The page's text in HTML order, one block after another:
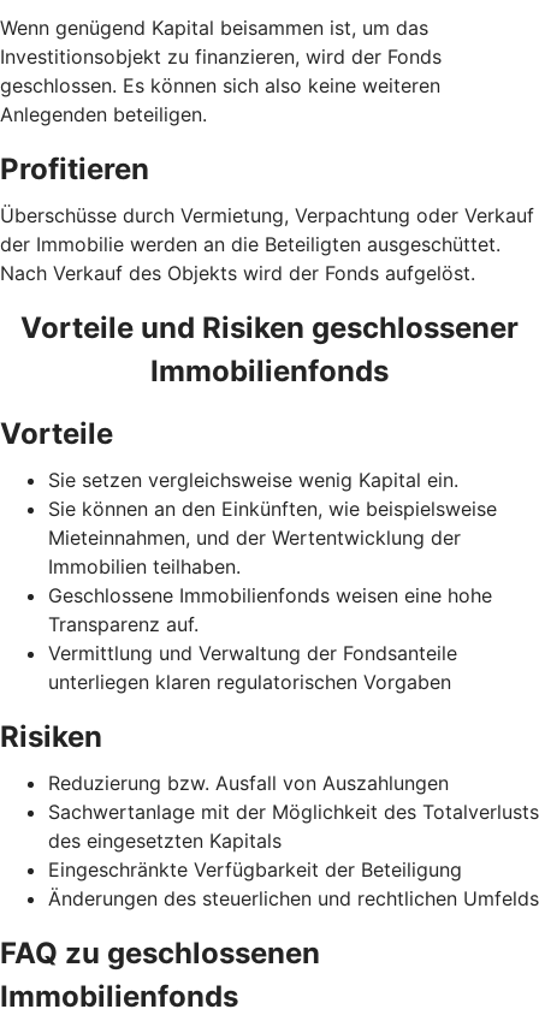
Wenn genügend Kapital beisammen ist, um das
Investitionsobjekt zu finanzieren, wird der Fonds
geschlossen. Es können sich also keine weiteren
Anlegenden beteiligen.
Profitieren
Überschüsse durch Vermietung, Verpachtung oder Verkauf
der Immobilie werden an die Beteiligten ausgeschüttet.
Nach Verkauf des Objekts wird der Fonds aufgelöst.
Vorteile und Risiken geschlossener
Immobilienfonds
Vorteile
Sie setzen vergleichsweise wenig Kapital ein.
Sie können an den Einkünften, wie beispielsweise
Mieteinnahmen, und der Wertentwicklung der
Immobilien teilhaben.
Geschlossene Immobilienfonds weisen eine hohe
Transparenz auf.
Vermittlung und Verwaltung der Fondsanteile
unterliegen klaren regulatorischen Vorgaben
Risiken
Reduzierung bzw. Ausfall von Auszahlungen
Sachwertanlage mit der Möglichkeit des Totalverlusts
des eingesetzten Kapitals
Eingeschränkte Verfügbarkeit der Beteiligung
Änderungen des steuerlichen und rechtlichen Umfelds
FAQ zu geschlossenen
Immobilienfonds